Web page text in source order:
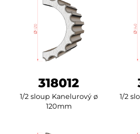
318012
1/2 sloup Kanelurový ø
120mm
1/2